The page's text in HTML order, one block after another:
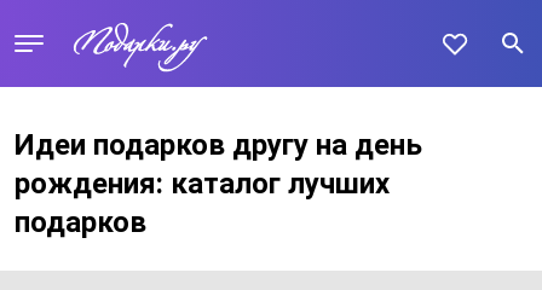
Идеи подарков другу на день
рождения: каталог лучших
подарков